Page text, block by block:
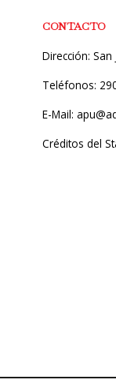
CONTACTO
Dirección: San
Teléfonos:
E-Mail:
Créditos del